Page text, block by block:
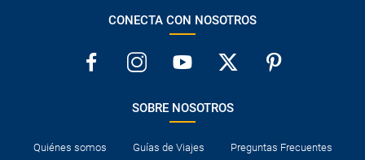
CONECTA CON NOSOTROS
SOBRE NOSOTROS
Quiénes somos Guías de Viajes Preguntas Frecuentes